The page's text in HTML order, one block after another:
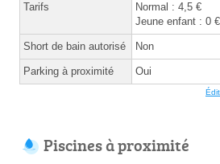
Tarifs
Normal : 4,5 €
Jeune enfant : 0 €
Short de bain autorisé Non
Parking à proximité Oui
Piscines à proximité